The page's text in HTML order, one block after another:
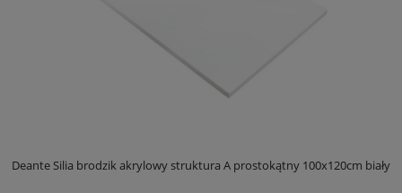
Deante Silia brodzik akrylowy struktura A prostokątny 100x120cm biały